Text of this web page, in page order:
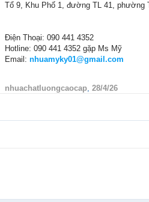
Tổ 9, Khu Phố 1, đường TL 41, phường
Điện Thoại: 090 441 4352
Hotline: 090 441 4352 gặp Ms Mỹ
Email: nhuamyky01@gmail.com
nhuachatluongcaocap, 28/4/26